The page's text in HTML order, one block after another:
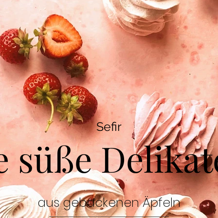
aus gebackenen Äpfeln
süße
Sefir